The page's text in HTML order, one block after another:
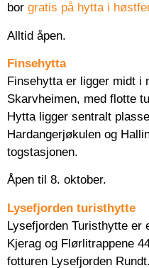
bor gratis på hytta i
Alltid åpen.
Finsehytta
Finsehytta er ligger midt i
Skarvheimen, med flotte
Hytta ligger sentralt
Hardangerjøkulen og
togstasjonen.
Åpen til 8. oktober.
Lysefjorden turisthytte
Lysefjorden Turisthytte er
Kjerag og Flørlitrappene
fotturen Lysefjorden